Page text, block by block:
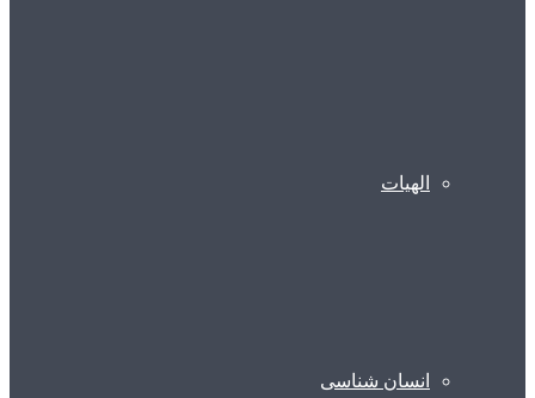
الهیات
انسان شناسی